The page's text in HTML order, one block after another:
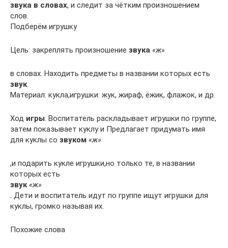
звука в словах, и следит за чётким произношением
слов.
Подберём игрушку
Цель: закреплять произношение звука «ж»
в словах. Находить предметы в названии которых есть
звук.
Материал: кукла,игрушки: жук, жираф, ёжик, флажок, и др.
Ход игры: Воспитатель раскладывает игрушки по группе,
затем показывает куклу и Предлагает придумать имя
для куклы со звуком «ж»
,и подарить кукле игрушки,но только те, в названии
которых есть
звук «ж»
. Дети и воспитатель идут по группе ищут игрушки для
куклы, громко называя их.
Похожие слова